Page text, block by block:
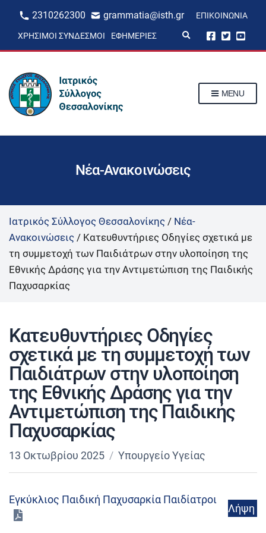
2310262300 grammatia@isth.gr ΕΠΙΚΟΙΝΩΝΊΑ
ΧΡΉΣΙΜΟΙ ΣΎΝΔΕΣΜΟΙ ΕΦΗΜΕΡΊΕΣ
p
m
MENU
Νέα-Ανακοινώσεις
Ιατρικός Σύλλογος Θεσσαλονίκης / Νέα-
Ανακοινώσεις / Κατευθυντήριες Οδηγίες σχετικά με
τη συμμετοχή των Παιδιάτρων στην υλοποίηση της
Εθνικής Δράσης για την Αντιμετώπιση της Παιδικής
Παχυσαρκίας
Κατευθυντήριες Οδηγίες
σχετικά με τη συμμετοχή των
Παιδιάτρων στην υλοποίηση
της Εθνικής Δράσης για την
Αντιμετώπιση της Παιδικής
Παχυσαρκίας
13 Οκτωβρίου 2025 Υπουργείο Υγείας
Εγκύκλιος Παιδική Παχυσαρκία Παιδίατροι
Λήψη